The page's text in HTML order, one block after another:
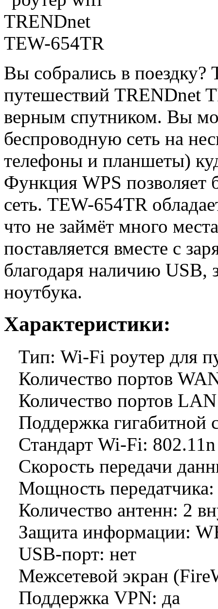
Вы собрались в поездку?
путешествий TRENDnet
верным спутником. Вы
беспроводную сеть на
телефоны и планшеты)
Функция WPS позволяет
сеть. TEW-654TR
что не займёт много
поставляется вместе с
благодаря наличию USB,
ноутбука.
Характеристики:
Тип: Wi-Fi роутер для
Количество портов
Количество портов
Поддержка гигабитной
Стандарт Wi-Fi: 802.11n
Скорость передачи
Мощность
Количество антенн: 2
Защита информации:
USB-порт: нет
Межсетевой экран
Поддержка VPN: да